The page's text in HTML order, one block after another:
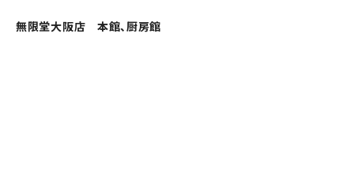
無限堂大阪店 本館、厨房館